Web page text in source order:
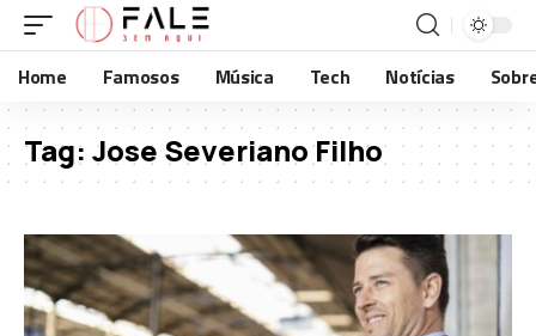
Home Famosos Música Tech Notícias
Tag: Jose Severiano Filho